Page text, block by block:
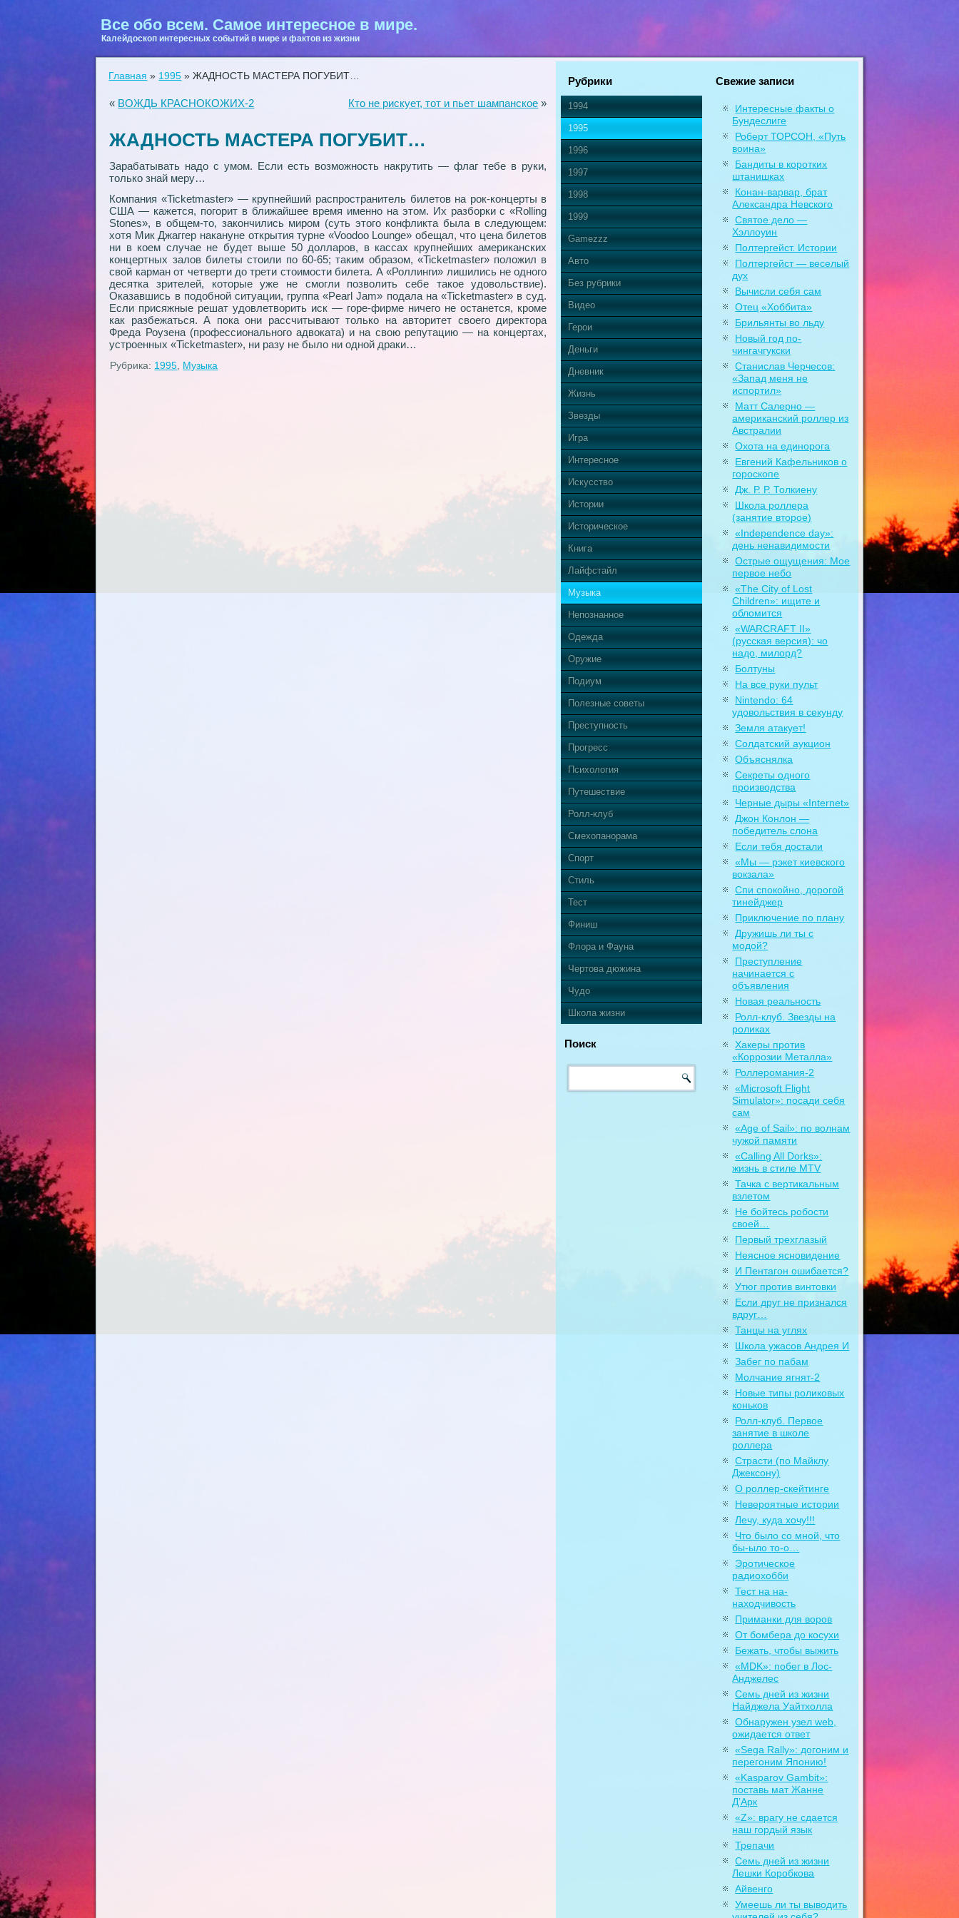
Все обо всем. Самое интересное в мире.
Калейдоскоп интересных событий в мире и фактов из жизни
Главная » 1995 »ЖАДНОСТЬ МАСТЕРА ПОГУБИТ…
« ВОЖДЬ КРАСНОКОЖИХ-2 Кто не рискует, тот и пьет шампанское »
ЖАДНОСТЬ МАСТЕРА ПОГУБИТ…
Зарабатывать надо с умом. Если есть возможность накрутить — флаг тебе в руки,
только знай меру…
Компания «Ticketmaster» — крупнейший распространитель билетов на рок-концерты в
США — кажется, погорит в ближайшее время именно на этом. Их разборки с «Rolling
Stones», в общем-то, закончились миром (суть этого конфликта была в следующем:
хотя Мик Джаггер накануне открытия турне «Voodoo Lounge» обещал, что цена билетов
ни в коем случае не будет выше 50 долларов, в кассах крупнейших американских
концертных залов билеты стоили по 60-65; таким образом, «Ticketmaster» положил в
свой карман от четверти до трети стоимости билета. А «Роллинги» лишились не одного
десятка зрителей, которые уже не смогли позволить себе такое удовольствие).
Оказавшись в подобной ситуации, группа «Рearl Jam» подала на «Ticketmaster» в суд.
Если присяжные решат удовлетворить иск — горе-фирме ничего не останется, кроме
как разбежаться. А пока они рассчитывают только на авторитет своего директора
Фреда Роузена (профессионального адвоката) и на свою репутацию — на концертах,
устроенных «Ticketmaster», ни разу не было ни одной драки…
Рубрика: 1995 Музыка
Рубрики
1994
1995
1996
1997
1998
1999
Gamezzz
Авто
Без рубрики
Видео
Герои
Деньги
Дневник
Жизнь
Звезды
Игра
Интересное
Искусство
Истории
Историческое
Книга
Лайфстайл
Музыка
Непознанное
Одежда
Оружие
Подиум
Полезные советы
Преступность
Прогресс
Психология
Путешествие
Ролл-клуб
Смехопанорама
Спорт
Стиль
Тест
Финиш
Флора и Фауна
Чертова дюжина
Чудо
Школа жизни
Поиск
Свежие записи
Интересные факты о
Бундеслиге
Роберт ТОРСОН, «Путь
воина»
Бандиты в коротких
штанишках
Конан-варвар, брат
Александра Невского
Святое дело —
Хэллоуин
Полтергейст. Истории
Полтергейст — веселый
дух
Вычисли себя сам
Отец «Хоббита»
Брильянты во льду
Новый год по-
чингачгукски
Станислав Черчесов:
«Запад меня не
испортил»
Матт Салерно —
американский роллер из
Австралии
Охота на единорога
Евгений Кафельников о
гороскопе
Дж. Р. Р. Толкиену
Школа роллера
(занятие второе)
«Independence day»:
день ненавидимости
Острые ощущения: Мое
первое небо
«The City of Lost
Children»: ищите и
обломится
«WARCRAFT II»
(русская версия): чо
надо, милорд?
Болтуны
На все руки пульт
Nintendo: 64
удовольствия в секунду
Земля атакует!
Солдатский аукцион
Объяснялка
Секреты одного
производства
Черные дыры «Internet»
Джон Конлон —
победитель слона
Если тебя достали
«Мы — рэкет киевского
вокзала»
Спи спокойно, дорогой
тинейджер
Приключение по плану
Дружишь ли ты с
модой?
Преступление
начинается с
объявления
Новая реальность
Ролл-клуб. Звезды на
роликах
Хакеры против
«Коррозии Металла»
Роллеромания-2
«Microsoft Flight
Simulator»: посади себя
сам
«Age of Sail»: по волнам
чужой памяти
«Calling All Dorks»:
жизнь в стиле MTV
Тачка с вертикальным
взлетом
Не бойтесь робости
своей…
Первый трехглазый
Неясное ясновидение
И Пентагон ошибается?
Утюг против винтовки
Если друг не признался
вдруг…
Танцы на углях
Школа ужасов Андрея И
Забег по пабам
Молчание ягнят-2
Новые типы роликовых
коньков
Ролл-клуб. Первое
занятие в школе
роллера
Страсти (по Майклу
Джексону)
О роллер-скейтинге
Невероятные истории
Лечу, куда хочу!!!
Что было со мной, что
бы-ыло то-о…
Эротическое
радиохобби
Тест на на-
находчивость
Приманки для воров
От бомбера до косухи
Бежать, чтобы выжить
«MDK»: побег в Лос-
Анджелес
Семь дней из жизни
Найджела Уайтхолла
Обнаружен узел web,
ожидается ответ
«Sega Rally»: догоним и
перегоним Японию!
«Kasparov Gambit»:
поставь мат Жанне
Д’Арк
«Z»: врагу не сдается
наш гордый язык
Трепачи
Семь дней из жизни
Лешки Коробкова
Айвенго
Умеешь ли ты выводить